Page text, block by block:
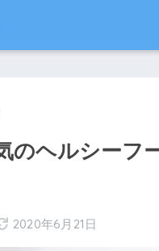
のヘルシーフ
2020年6月21日